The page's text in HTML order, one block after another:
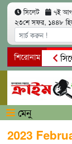
সিলেট ৭ই
২৩শে সফর, ১৪৪৮
শিরোনাম
মেনু
2023